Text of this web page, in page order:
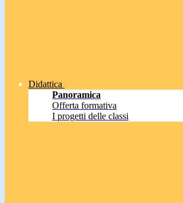
Didattica
Panoramica
Offerta formativa
I progetti delle classi